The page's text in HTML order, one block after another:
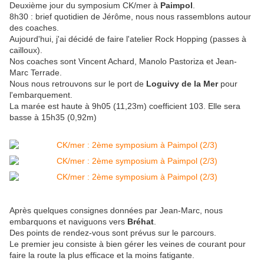
Deuxième jour du symposium CK/mer à Paimpol
8h30 : brief quotidien de Jérôme, nous nous rassemblons autour
des coaches.
Aujourd'hui, j'ai décidé de faire l'atelier Rock Hopping (passes à
cailloux).
Nos coaches sont Vincent Achard, Manolo Pastoriza et Jean-
Marc Terrade.
Nous nous retrouvons sur le port de Loguivy de la Merpour
l'embarquement.
La marée est haute à 9h05 (11,23m) coefficient 103. Elle sera
basse à 15h35 (0,92m)
Après quelques consignes données par Jean-Marc, nous
embarquons et naviguons vers Bréhat
Des points de rendez-vous sont prévus sur le parcours.
Le premier jeu consiste à bien gérer les veines de courant pour
faire la route la plus efficace et la moins fatigante.